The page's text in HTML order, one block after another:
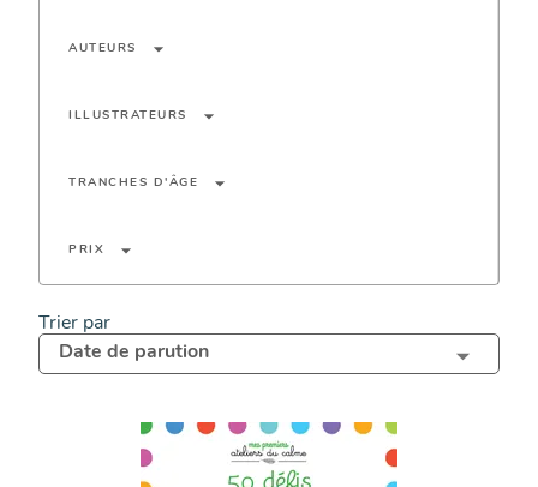
AUTEURS arrow_drop_down
ILLUSTRATEURS arrow_drop_down
TRANCHES D'ÂGE arrow_drop_down
PRIX arrow_drop_down
Trier par
Date de parution